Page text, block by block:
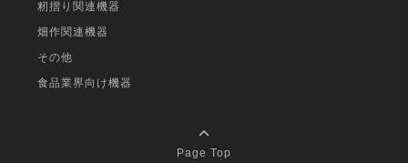
籾摺り関連機器
畑作関連機器
その他
食品業界向け機器
Page Top